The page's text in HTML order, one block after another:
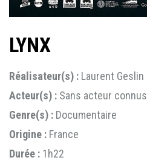
LYNX
Réalisateur(s) : Laurent Geslin
Acteur(s) : Sans acteur connus
Genre(s) : Documentaire
Origine : France
Durée : 1h22